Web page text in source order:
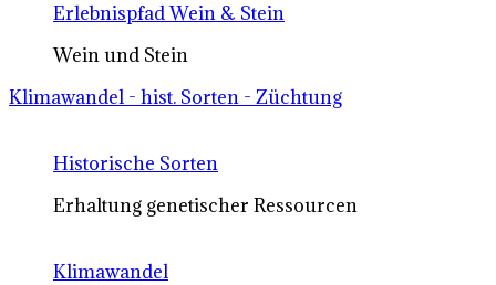
Erlebnispfad Wein & Stein
Wein und Stein
Klimawandel - hist. Sorten - Züchtung
Historische Sorten
Erhaltung genetischer Ressourcen
Klimawandel